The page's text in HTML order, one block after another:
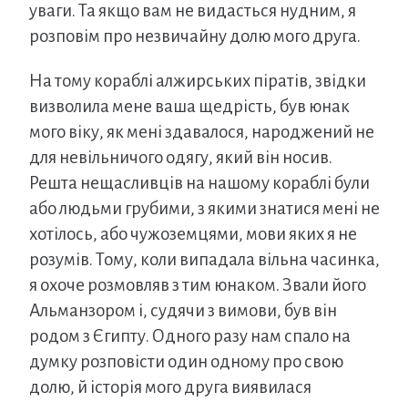
уваги. Та якщо вам не видасться нудним, я
розповім про незвичайну долю мого друга.
На тому кораблі алжирських піратів, звідки
визволила мене ваша щедрість, був юнак
мого віку, як мені здавалося, народжений не
для невільничого одягу, який він носив.
Решта нещасливців на нашому кораблі були
або людьми грубими, з якими знатися мені не
хотілось, або чужоземцями, мови яких я не
розумів. Тому, коли випадала вільна часинка,
я охоче розмовляв з тим юнаком. Звали його
Альманзором і, судячи з вимови, був він
родом з Єгипту. Одного разу нам спало на
думку розповісти один одному про свою
долю, й історія мого друга виявилася